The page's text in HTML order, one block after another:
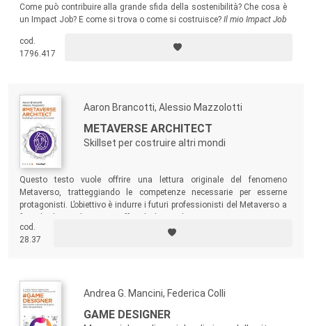
Come può contribuire alla grande sfida della sostenibilità? Che cosa è
un Impact Job? E come si trova o come si costruisce? Il mio Impact Job
esercizi, suggerimenti e azioni, che porteranno lettrici e lettori a
costruire in 4 step il proprio Impact Job per fare la differenza nel
cod.
1796.417
Aaron Brancotti, Alessio Mazzolotti
METAVERSE ARCHITECT
Skillset per costruire altri mondi
Questo testo vuole offrire una lettura originale del fenomeno
Metaverso, tratteggiando le competenze necessarie per esserne
protagonisti. L’obiettivo è indurre i futuri professionisti del Metaverso a
contech
, nella quale gli elementi più squisitamente tecnici e tecnologici
siano chiamati a un dialogo con la componente soft del contenuto e
cod.
28.37
Andrea G. Mancini, Federica Colli
GAME DESIGNER